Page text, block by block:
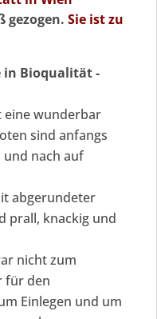
gezogen. Sie ist zu
in Bioqualität -
eine wunderbar
sind anfangs
nach auf
abgerundeter
prall, knackig und
nicht zum
für den
Einlegen und um